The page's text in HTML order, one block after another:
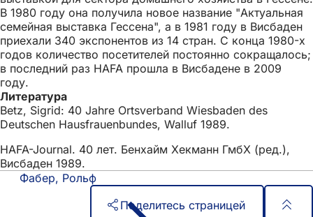
В 1980 году она получила новое название "Актуальная
семейная выставка Гессена", а в 1981 году в Висбаден
приехали 340 экспонентов из 14 стран. С конца 1980-х
годов количество посетителей постоянно сокращалось;
в последний раз HAFA прошла в Висбадене в 2009
году.
Литература
Betz, Sigrid: 40 Jahre Ortsverband Wiesbaden des
Deutschen Hausfrauenbundes, Walluf 1989.
HAFA-Journal. 40 лет. Бенхайм Хекманн ГмбХ (ред.),
Висбаден 1989.
Фабер, Рольф
Поделитесь страницей